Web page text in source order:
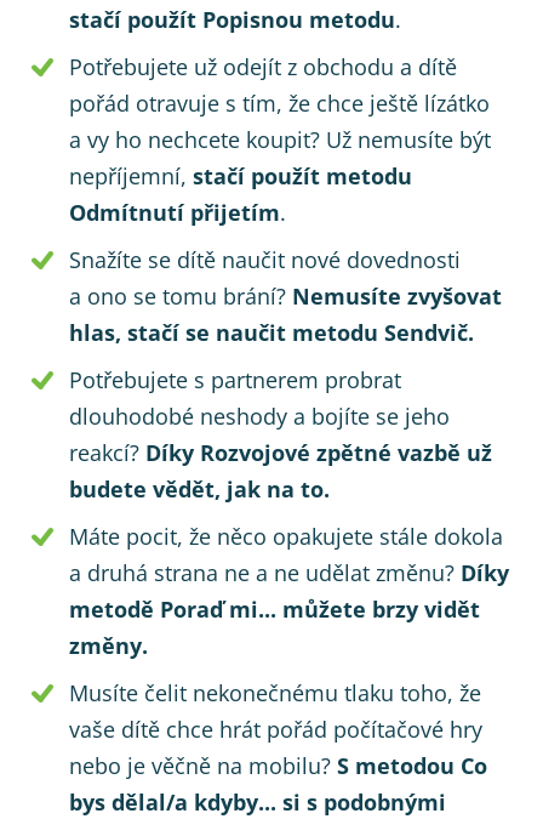
stačí použít Popisnou metodu.
Potřebujete už odejít z obchodu a dítě
pořád otravuje s tím, že chce ještě lízátko
a vy ho nechcete koupit? Už nemusíte být
nepříjemní,stačí použít metodu
Odmítnutí přijetím.
Snažíte se dítě naučit nové dovednosti
a ono se tomu brání? Nemusíte zvyšovat
hlas, stačí se naučit metodu Sendvič.
Potřebujete s partnerem probrat
dlouhodobé neshody a bojíte se jeho
reakcí? Díky Rozvojové zpětné vazbě už
budete vědět, jak na to.
Máte pocit, že něco opakujete stále dokola
a druhá strana ne a ne udělat změnu? Díky
metodě Poraď mi... můžete brzy vidět
změny.
Musíte čelit nekonečnému tlaku toho, že
vaše dítě chce hrát pořád počítačové hry
nebo je věčně na mobilu?S metodou Co
bys dělal/a kdyby... si s podobnými